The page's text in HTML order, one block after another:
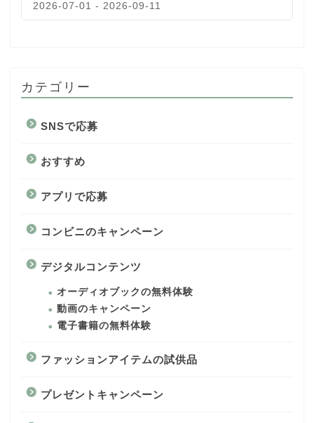
2026-07-01 - 2026-09-11
カテゴリー
SNSで応募
おすすめ
アプリで応募
コンビニのキャンペーン
デジタルコンテンツ
オーディオブックの無料体験
動画のキャンペーン
電子書籍の無料体験
ファッションアイテムの試供品
プレゼントキャンペーン